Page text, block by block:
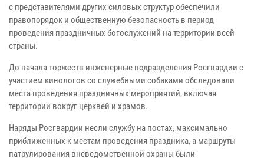
с представителями других силовых структур обеспечили
правопорядок и общественную безопасность в период
проведения праздничных богослужений на территории всей
страны.
До начала торжеств инженерные подразделения Росгвардии с
участием кинологов со служебными собаками обследовали
места проведения праздничных мероприятий, включая
территории вокруг церквей и храмов.
Наряды Росгвардии несли службу на постах, максимально
приближенных к местам проведения праздника, а маршруты
патрулирования вневедомственной охраны были